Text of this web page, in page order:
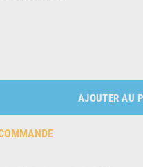
AJOUTER AU